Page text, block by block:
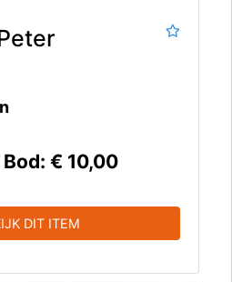
€ 10,00
DIT ITEM